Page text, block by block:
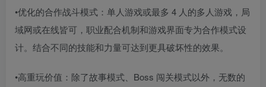
•优化的合作战斗模式：单人游戏或最多 4 人的多人游戏，局
域网或在线皆可，职业配合机制和游戏界面专为合作模式设
计。结合不同的技能和力量可达到更具破坏性的效果。
•高重玩价值：除了故事模式、Boss 闯关模式以外，无数的